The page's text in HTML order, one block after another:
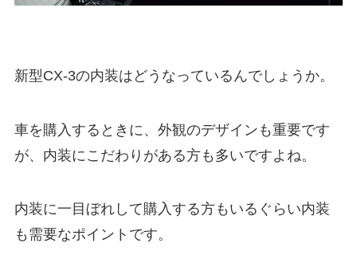
新型CX-3の内装はどうなっているんでしょうか。
車を購入するときに、外観のデザインも重要です
が、内装にこだわりがある方も多いですよね。
内装に一目ぼれして購入する方もいるぐらい内装
も需要なポイントです。